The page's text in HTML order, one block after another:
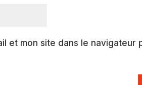
et mon site dans le navigateur